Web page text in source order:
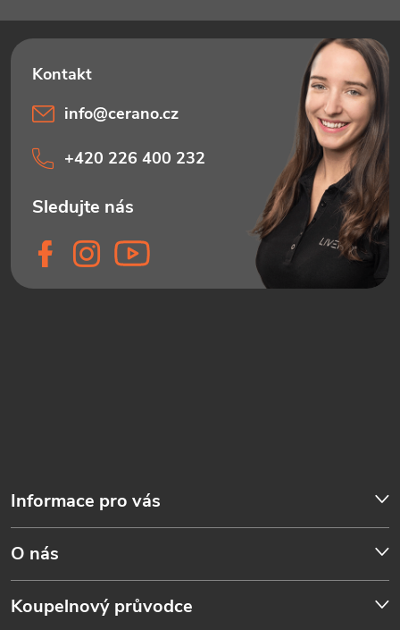
Informace pro vás
O nás
Koupelnový průvodce
info@cerano.cz
+420 226 400 232